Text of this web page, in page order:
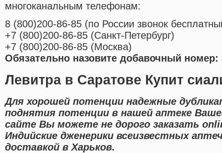
многоканальным телефонам:
8 (800)200-86-85 (по России звонок
+7 (800)200-86-85 (Санкт-Петербург)
+7 (800)200-86-85 (Москва)
Обязательно назовите добавочный номер:
Левитра в Саратове Купит
Для хорошей потенции надежные
поднятия потенции в нашей аптеке
сайте Вы можете не дорого заказать
Индийские дженерики всеизвестных
доставкой в Харьков.